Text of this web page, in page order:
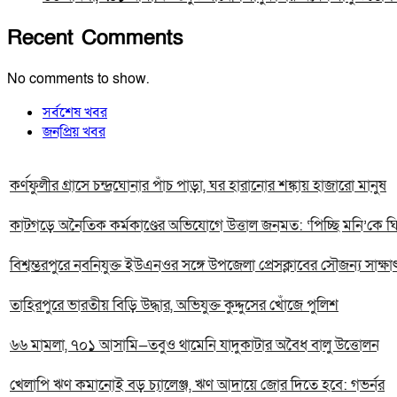
Recent Comments
No comments to show.
সর্বশেষ খবর
জনপ্রিয় খবর
কর্ণফুলীর গ্রাসে চন্দ্রঘোনার পাঁচ পাড়া, ঘর হারানোর শঙ্কায় হাজারো মানুষ
কাটগড়ে অনৈতিক কর্মকাণ্ডের অভিযোগে উত্তাল জনমত: ‘পিচ্ছি মনি’কে
বিশ্বম্ভরপুরে নবনিযুক্ত ইউএনওর সঙ্গে উপজেলা প্রেসক্লাবের সৌজন্য
তাহিরপুরে ভারতীয় বিড়ি উদ্ধার, অভিযুক্ত কুদ্দুসের খোঁজে পুলিশ
৬৬ মামলা, ৭০১ আসামি—তবুও থামেনি যাদুকাটার অবৈধ বালু উত্তোলন
খেলাপি ঋণ কমানোই বড় চ্যালেঞ্জ, ঋণ আদায়ে জোর দিতে হবে: গভর্নর